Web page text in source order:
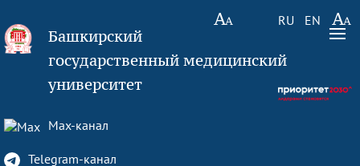
RU EN
Башкирский
государственный медицинский
университет
Max-канал
Telegram-канал